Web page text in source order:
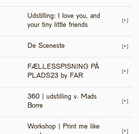
Udstilling: I love you, and
your tiny little friends
[+]
De Sceneste [+]
FÆLLESSPISNING PÅ
PLADS23 by FAR
[+]
360 | udstilling v. Mads
Borre
[+]
Workshop | Print me like
[+]